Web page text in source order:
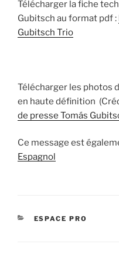
Télécharger la fiche
Gubitsch au format pdf :
Gubitsch Trio
Télécharger les photos
en haute définition
de presse Tomás
Ce message est
Espagnol
CATÉGORIES
ESPACE PRO